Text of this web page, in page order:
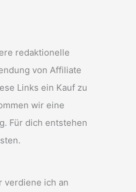
redaktionelle
von Affiliate
Links ein Kauf zu
wir eine
Für dich entstehen
verdiene ich an